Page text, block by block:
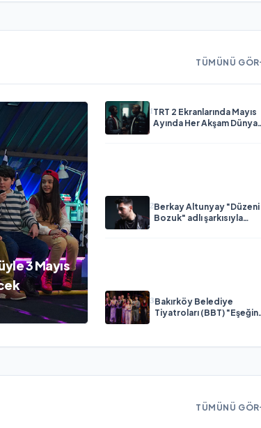
TÜMÜNÜ GÖR
3 Mayıs
1TRT 2 Ekranlarında Mayıs
Ayında Her Akşam Dünya
2Berkay Altunyay "Düzeni
Bozuk" adlı şarkısıyla
3Bakırköy Belediye
Tiyatroları (BBT) "Eşeğin
gösterildi
TÜMÜNÜ GÖR